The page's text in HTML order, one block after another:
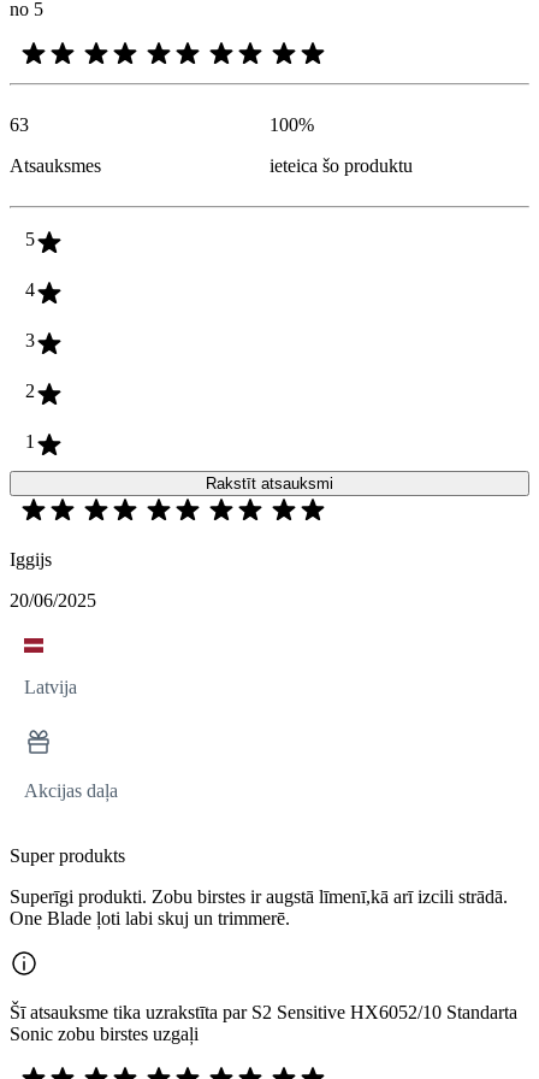
no 5
63
Atsauksmes
100%
ieteica šo produktu
5
4
3
2
1
Rakstīt atsauksmi
Iggijs
20/06/2025
Latvija
Akcijas daļa
Super produkts
Superīgi produkti. Zobu birstes ir augstā līmenī,kā arī izcili strādā.
One Blade ļoti labi skuj un trimmerē.
Šī atsauksme tika uzrakstīta par S2 Sensitive HX6052/10 Standarta
Sonic zobu birstes uzgaļi